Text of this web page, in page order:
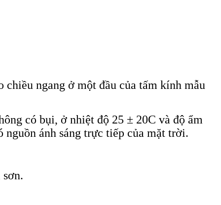
ngang ở một đầu của tấm kính mẫu
có bụi, ở nhiệt độ 25 ± 20C và độ ẩm
ánh sáng trực tiếp của mặt trời.